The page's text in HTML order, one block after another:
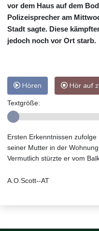
vor dem Haus auf dem
Polizeisprecher am
Stadt sagte. Diese
jedoch noch vor Ort starb.
Hören Hör auf
Textgröße:
Ersten Erkenntnissen
seiner Mutter in der
Vermutlich stürzte er vom
A.O.Scott--AT